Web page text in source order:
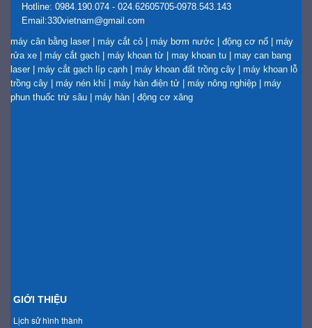
Hotline: 0984.190.074 - 024.62605705-0978.543.143
Email:330vietnam@gmail.com
máy cân bằng laser | máy cắt cỏ | máy bơm nước | động cơ nổ | máy
rửa xe | máy cắt gạch | máy khoan từ | may khoan tu | may can bang
laser | máy cắt gạch líp cạnh | máy khoan đất trồng cây | máy khoan lỗ
trồng cây | máy nén khí | máy hàn điện tử | máy nông nghiệp | máy
phun thuốc trừ sâu | máy hàn | động cơ xăng
GIỚI THIỆU
Lịch sử hình thành